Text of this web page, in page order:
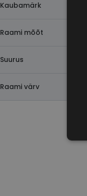
Kaubamärk
Raami mõõt
Suurus
Raami värv